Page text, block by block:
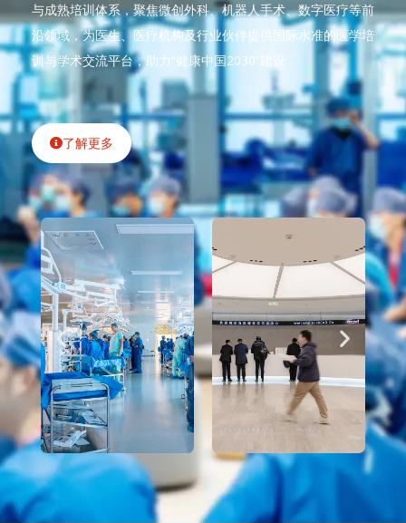
与成熟培训体系，聚焦微创外科、机器人手术、数字医疗等前
沿领域，为医生、医疗机构及行业伙伴提供国际水准的医学培
训与学术交流平台，助力“健康中国2030”建设
了解更多